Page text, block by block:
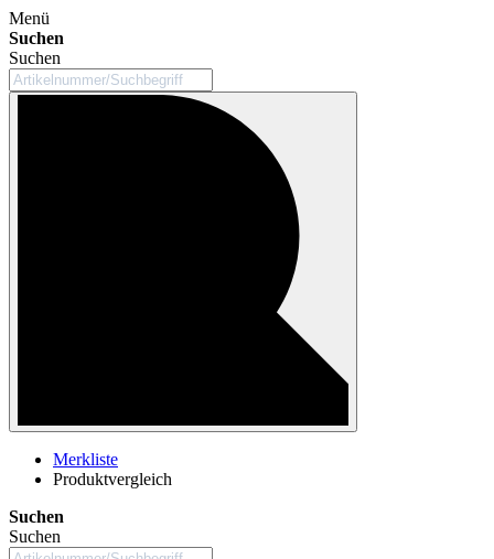
Menü
Suchen
Suchen
Merkliste
Produktvergleich
Suchen
Suchen